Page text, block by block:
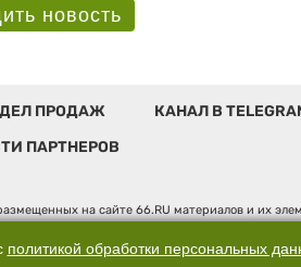
новость
ПРОДАЖ КАНАЛ В
ПАРТНЕРОВ
на сайте 66.RU материалов и их
связи, информационных технологий и
адрес: 620014, Свердловская обл., г.
+7 (343) 288-50-66 info@news.66.ru Главный
политикой обработки персональных